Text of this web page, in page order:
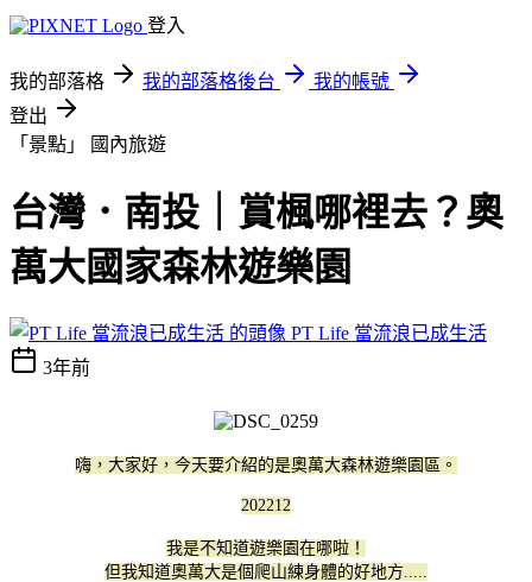
登入
我的部落格 我的部落格後台
我的帳號
登出
「景點」
國內旅遊
台灣．南投｜賞楓哪裡去？奧
萬大國家森林遊樂園
PT Life 當流浪已成生活
3年前
嗨，大家好，今天要介紹的是奧萬大森林遊樂園區。
202212
我是不知道遊樂園在哪啦！
但我知道奧萬大是個爬山練身體的好地方.....